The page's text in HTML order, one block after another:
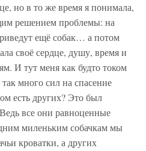
но в то же время я понимала,
решением проблемы: на
ещё собак… а потом
своё сердце, душу, время и
И тут меня как будто током
много сил на спасение
есть других? Это был
все они равноценные
миленьким собачкам мы
кроватки, а других